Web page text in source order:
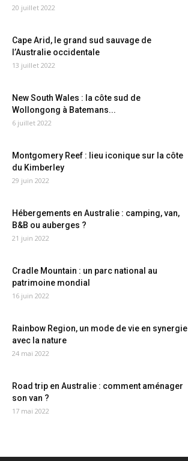
20 juillet 2022
Cape Arid, le grand sud sauvage de
l’Australie occidentale
13 juillet 2022
New South Wales : la côte sud de
Wollongong à Batemans...
6 juillet 2022
Montgomery Reef : lieu iconique sur la côte
du Kimberley
29 juin 2022
Hébergements en Australie : camping, van,
B&B ou auberges ?
21 juin 2022
Cradle Mountain : un parc national au
patrimoine mondial
16 juin 2022
Rainbow Region, un mode de vie en synergie
avec la nature
24 mai 2022
Road trip en Australie : comment aménager
son van ?
17 mai 2022